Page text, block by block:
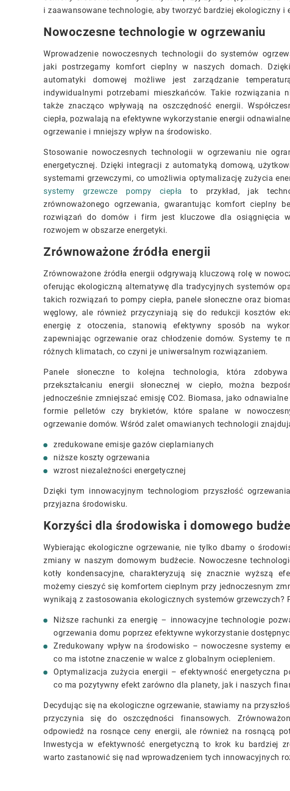
i zaawansowane technologie, aby tworzyć bardziej ekologiczny i
Nowoczesne technologie w ogrzewaniu
Wprowadzenie nowoczesnych technologii do systemów
jaki postrzegamy komfort cieplny w naszych domach.
automatyki domowej możliwe jest zarządzanie
indywidualnymi potrzebami mieszkańców. Takie rozwiązania
także znacząco wpływają na oszczędność energii.
ciepła, pozwalają na efektywne wykorzystanie energii
ogrzewanie i mniejszy wpływ na środowisko.
Stosowanie nowoczesnych technologii w ogrzewaniu nie
energetycznej. Dzięki integracji z automatyką domową,
systemami grzewczymi, co umożliwia optymalizację zużycia
systemy grzewcze pompy ciepła
to przykład, jak
zrównoważonego ogrzewania, gwarantując komfort cieplny
rozwiązań do domów i firm jest kluczowe dla osiągnięcia
rozwojem w obszarze energetyki.
Zrównoważone źródła energii
Zrównoważone źródła energii odgrywają kluczową rolę w
oferując ekologiczną alternatywę dla tradycyjnych systemów
takich rozwiązań to pompy ciepła, panele słoneczne oraz
węglowy, ale również przyczyniają się do redukcji kosztów
energię z otoczenia, stanowią efektywny sposób na
zapewniając ogrzewanie oraz chłodzenie domów. Systemy
różnych klimatach, co czyni je uniwersalnym rozwiązaniem.
Panele słoneczne to kolejna technologia, która
przekształcaniu energii słonecznej w ciepło, można
jednocześnie zmniejszać emisję CO2. Biomasa, jako
formie pelletów czy brykietów, które spalane w
ogrzewanie domów. Wśród zalet omawianych technologii
zredukowane emisje gazów cieplarnianych
niższe koszty ogrzewania
wzrost niezależności energetycznej
Dzięki tym innowacyjnym technologiom przyszłość
przyjazna środowisku.
Korzyści dla środowiska i domowego
Wybierając ekologiczne ogrzewanie, nie tylko dbamy o
zmiany w naszym domowym budżecie. Nowoczesne
kotły kondensacyjne, charakteryzują się znacznie wyższą
możemy cieszyć się komfortem cieplnym przy jednoczesnym
wynikają z zastosowania ekologicznych systemów grzewczych?
Niższe rachunki za energię – innowacyjne technologie
ogrzewania domu poprzez efektywne wykorzystanie
Zredukowany wpływ na środowisko – nowoczesne systemy
co ma istotne znaczenie w walce z globalnym ociepleniem.
Optymalizacja zużycia energii – efektywność energetyczna
co ma pozytywny efekt zarówno dla planety, jak i naszych
Decydując się na ekologiczne ogrzewanie, stawiamy na
przyczynia się do oszczędności finansowych.
odpowiedź na rosnące ceny energii, ale również na rosnącą
Inwestycja w efektywność energetyczną to krok ku bardziej
warto zastanowić się nad wprowadzeniem tych innowacyjnych